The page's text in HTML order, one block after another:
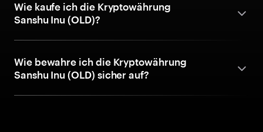
Wie kaufe ich die Kryptowährung
Sanshu Inu (OLD)?
Wie bewahre ich die Kryptowährung
Sanshu Inu (OLD) sicher auf?